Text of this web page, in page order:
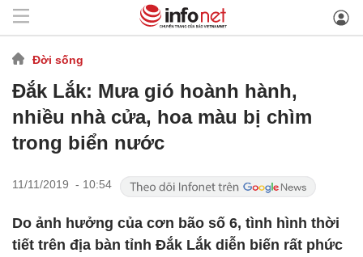
Đời sống
Đắk Lắk: Mưa gió hoành hành,
nhiều nhà cửa, hoa màu bị chìm
trong biển nước
11/11/2019 - 10:54
Do ảnh hưởng của cơn bão số 6, tình hình thời
tiết trên địa bàn tỉnh Đắk Lắk diễn biến rất phức